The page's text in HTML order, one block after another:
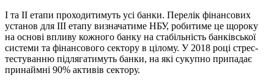
І та ІІ етапи проходитимуть усі банки. Перелік фінансових
установ для ІІІ етапу визначатиме НБУ, робитиме це щороку
на основі впливу кожного банку на стабільність банківської
системи та фінансового сектору в цілому. У 2018 році стрес-
тестуванню підлягатимуть банки, на які сукупно припадає
принаймні 90% активів сектору.